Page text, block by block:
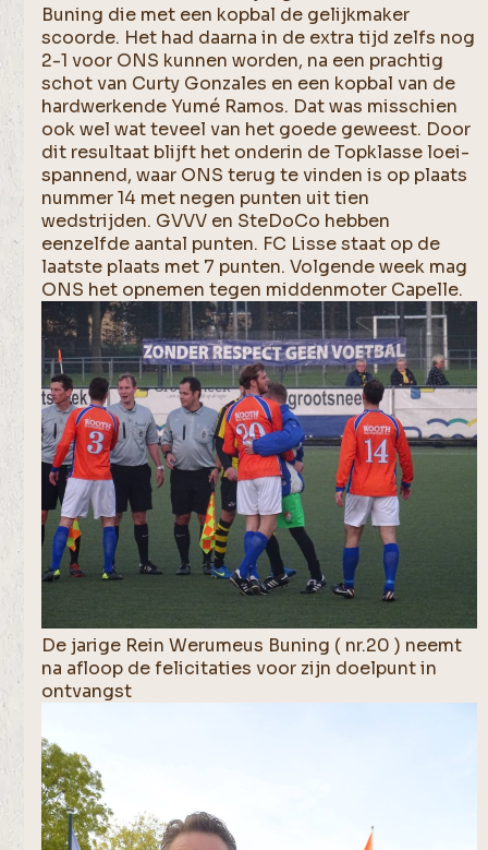
Buning die met een kopbal de gelijkmaker
scoorde. Het had daarna in de extra tijd zelfs nog
2-1 voor ONS kunnen worden, na een prachtig
schot van Curty Gonzales en een kopbal van de
hardwerkende Yumé Ramos. Dat was misschien
ook wel wat teveel van het goede geweest. Door
dit resultaat blijft het onderin de Topklasse loei-
spannend, waar ONS terug te vinden is op plaats
nummer 14 met negen punten uit tien
wedstrijden. GVVV en SteDoCo hebben
eenzelfde aantal punten. FC Lisse staat op de
laatste plaats met 7 punten. Volgende week mag
ONS het opnemen tegen middenmoter Capelle.
De jarige Rein Werumeus Buning ( nr.20 ) neemt
na afloop de felicitaties voor zijn doelpunt in
ontvangst